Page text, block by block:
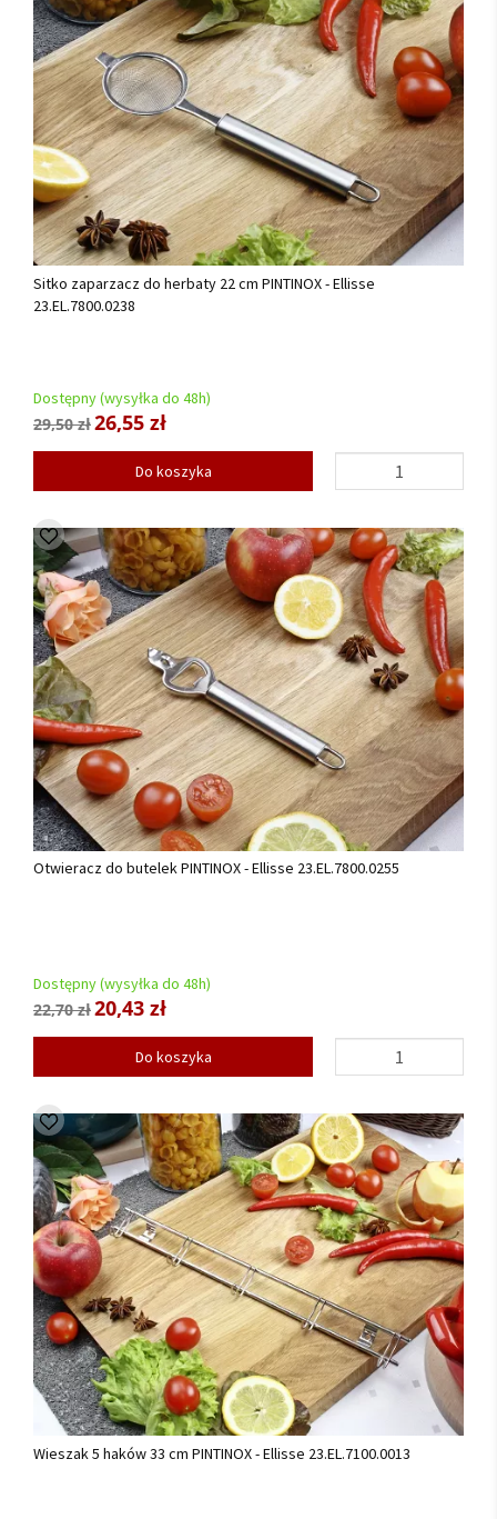
Sitko zaparzacz do herbaty 22 cm PINTINOX - Ellisse
23.EL.7800.0238
Dostępny (wysyłka do 48h)
29,50 zł26,55 zł
Do koszyka
Otwieracz do butelek PINTINOX - Ellisse 23.EL.7800.0255
Dostępny (wysyłka do 48h)
22,70 zł20,43 zł
Do koszyka
Wieszak 5 haków 33 cm PINTINOX - Ellisse 23.EL.7100.0013